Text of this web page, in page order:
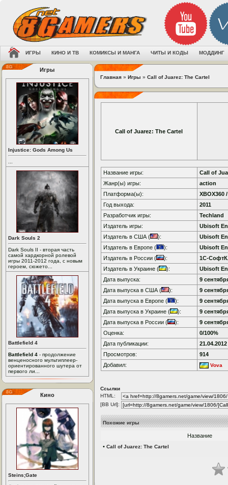
ИГРЫ КИНО И ТВ КОМИКСЫ И МАНГА ЧИТЫ И КОДЫ МОДДИНГ
Игры
Injustice: Gods Among Us
Dark Souls 2
Dark Souls II - вторая часть
самой хардкорной ролевой
игры 2011-2012 года, с новым
героем, сюжето...
Battlefield 4
Battlefield 4 - продолжение
венценосного мультиплеер-
ориентированного шутера от
первого ли...
Кино
Steins;Gate
Главная » Игры » Call of Juarez: The Cartel
Call of Juarez: The Cartel
Название игры:
Call of
Жанр(ы) игры:
action
Платформа(ы):
XBOX360
Год выхода:
2011
Разработчик игры:
Techland
Издатель игры:
Ubisoft
Издатель в США (
):
Ubisoft
Издатель в Европе (
):
Ubisoft
Издатель в России (
):
1C-
Издатель в Украине (
):
Ubisoft
Дата выпуска:
9
Дата выпуска в США (
):
9
Дата выпуска в Европе (
):
9
Дата выпуска в Украине (
):
9
Дата выпуска в России (
):
9
Оценка:
0/100%
Дата публикации:
21.04.2012
Просмотров:
914
Добавил:
Vova
Ссылки
HTML:
[BB Url]:
Похожие игры
Название
• Call of Juarez: The Cartel